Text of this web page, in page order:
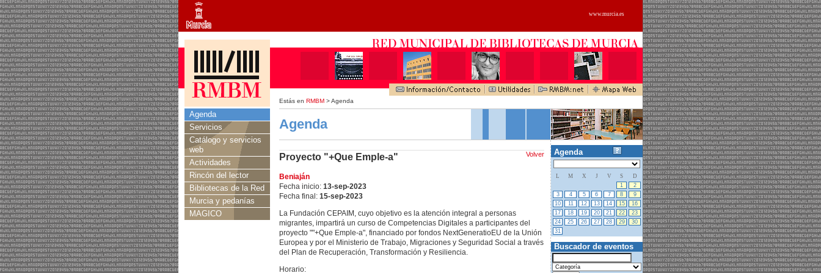
www.murcia.es
Estás en RMBM > Agenda
Agenda
Servicios
Catálogo y servicios
web
Actividades
Rincón del lector
Bibliotecas de la Red
Murcia y pedanías
MAGICO
Agenda
Volver
Proyecto "+Que Emple-a"
Beniaján
Fecha inicio: 13-sep-2023
Fecha final: 15-sep-2023
La Fundación CEPAIM, cuyo objetivo es la atención integral a personas
migrantes, impartirá un curso de Competencias Digitales a participantes del
proyecto ""+Que Emple-a", financiado por fondos NextGeneratioEU de la Unión
Europea y por el Ministerio de Trabajo, Migraciones y Seguridad Social a través
del Plan de Recuperación, Transformación y Resiliencia.
Horario:
Agenda
L M X J V S
D
1
2
3
4 5 6 7 8
9
10
11 12 13 14 15
16
17
18 19 20 21 22
23
24
25 26 27 28 29
30
31
Buscador de eventos